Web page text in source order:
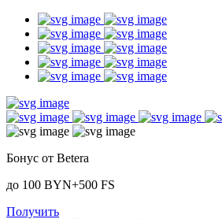
Бонус от Betera
до 100 BYN+500 FS
Получить